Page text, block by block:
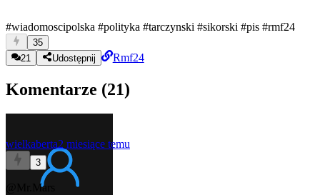
#wiadomoscipolska #polityka #tarczynski #sikorski #pis #rmf24
35
21
Udostępnij Rmf24
Komentarze (21)
wielkaberta2 miesiące temu
3
@Mr.Mars